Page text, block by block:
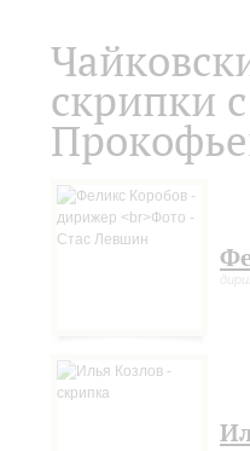
скрипки